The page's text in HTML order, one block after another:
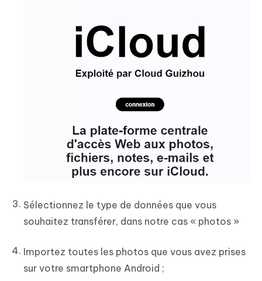
Sélectionnez le type de données que vous
souhaitez transférer, dans notre cas « photos »
Importez toutes les photos que vous avez prises
sur votre smartphone Android ;